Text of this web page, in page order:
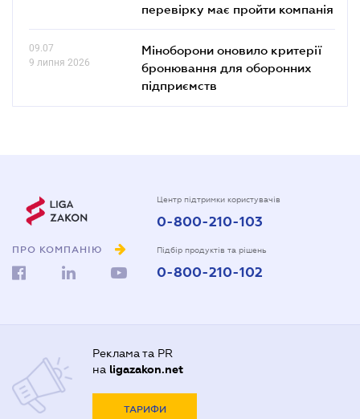
перевірку має пройти компанія
09.07
9 липня 2026
Міноборони оновило критерії
бронювання для оборонних
підприємств
ПРО КОМПАНІЮ
Центр підтримки користувачів
0-800-210-103
Підбір продуктів та рішень
0-800-210-102
Реклама та PR
на ligazakon.net
ТАРИФИ